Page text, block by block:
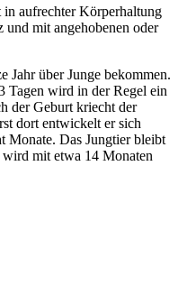
in aufrechter Körperhaltung
und mit angehobenen oder
Jahr über Junge bekommen.
Tagen wird in der Regel ein
der Geburt kriecht der
dort entwickelt er sich
Monate. Das Jungtier bleibt
mit etwa 14 Monaten